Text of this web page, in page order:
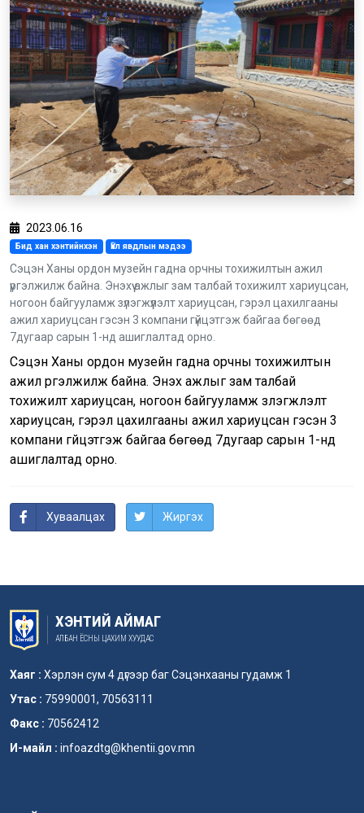
2023.06.16
Бид хан хэнтийнхэн Үйл явдлын мэдээ
Сэцэн Ханы ордон музейн гадна орчны тохижилтын ажил
үргэлжилж байна. Энэхүү ажлыг зам талбай тохижилт хариуцсан,
ногоон байгууламж зүлэгжүүлэлт хариуцсан, гэрэл цахилгааны
ажил хариуцсан гэсэн 3 компани гүйцэтгэж байгаа бөгөөд
7дугаар сарын 1-нд ашиглалтад орно.
Сэцэн Ханы ордон музейн гадна орчны тохижилтын
ажил үргэлжилж байна. Энэхүү ажлыг зам талбай
тохижилт хариуцсан, ногоон байгууламж зүлэгжүүлэлт
хариуцсан, гэрэл цахилгааны ажил хариуцсан гэсэн 3
компани гүйцэтгэж байгаа бөгөөд 7дугаар сарын 1-нд
ашиглалтад орно.
Хуваалцах Жиргэх
ХЭНТИЙ АЙМАГ
АЛБАН ЁСНЫ ЦАХИМ ХУУДАС
Хаяг : Хэрлэн сум 4 дүгээр баг Сэцэнхааны гудамж 1
Утас : 75990001, 70563111
Факс : 70562412
И-майл : infoazdtg@khentii.gov.mn